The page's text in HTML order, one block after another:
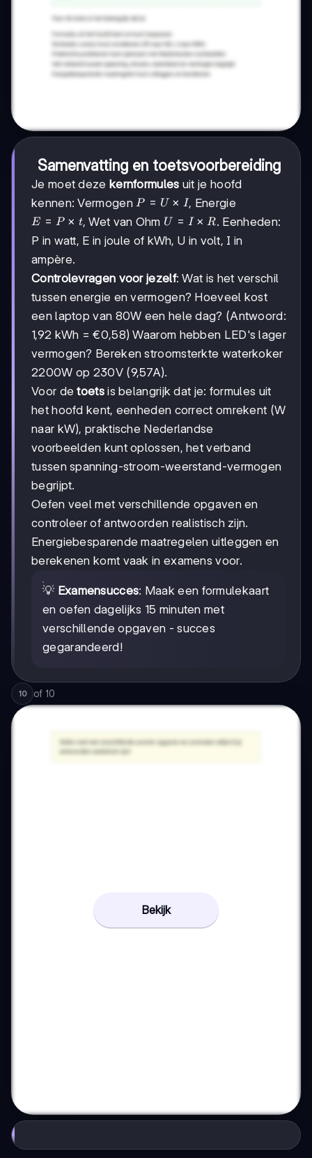
Samenvatting en toetsvoorbereiding
Je moet deze kernformules uit je hoofd
kennen: VermogenP
=
U
×
P = U × I, Energie
E
=
P
×
t
E = P × t, Wet van Ohm U
=
I
R
U = I × R. Eenheden:
P in watt, E in joule of kWh, U in volt, I in
ampère.
Controlevragen voor jezelf: Wat is het verschil
tussen energie en vermogen? Hoeveel kost
een laptop van 80W een hele dag? (Antwoord:
1,92 kWh = €0,58) Waarom hebben LED's lager
vermogen? Bereken stroomsterkte waterkoker
2200W op 230V (9,57A).
Voor detoetsis belangrijk dat je: formules uit
het hoofd kent, eenheden correct omrekent (W
naar kW), praktische Nederlandse
voorbeelden kunt oplossen, het verband
tussen spanning-stroom-weerstand-vermogen
begrijpt.
Oefen veel met verschillende opgaven en
controleer of antwoorden realistisch zijn.
Energiebesparende maatregelen uitleggen en
berekenen komt vaak in examens voor.
💡 Examensucces: Maak een formulekaart
en oefen dagelijks 15 minuten met
verschillende opgaven - succes
gegarandeerd!
10 of 10
Bekijk